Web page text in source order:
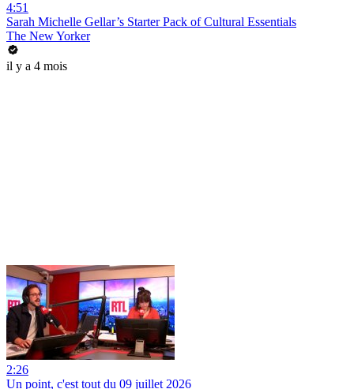
4:51
Sarah Michelle Gellar’s Starter Pack of Cultural Essentials
The New Yorker
il y a 4 mois
2:26
Un point, c'est tout du 09 juillet 2026